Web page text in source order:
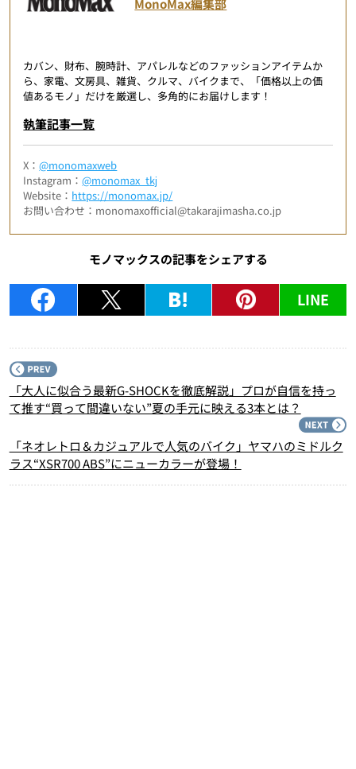
MonoMax編集部
カバン、財布、腕時計、アパレルなどのファッションアイテムか
ら、家電、文房具、雑貨、クルマ、バイクまで、「価格以上の価
値あるモノ」だけを厳選し、多角的にお届けします！
執筆記事一覧
X：@monomaxweb
Instagram：@monomax_tkj
Website： https://monomax.jp/
お問い合わせ：monomaxofficial@takarajimasha.co.jp
モノマックスの記事をシェアする
LINE
「大人に似合う最新G-SHOCKを徹底解説」プロが自信を持っ
て推す“買って間違いない”夏の手元に映える3本とは？
「ネオレトロ＆カジュアルで人気のバイク」ヤマハのミドルク
ラス“XSR700 ABS”にニューカラーが登場！